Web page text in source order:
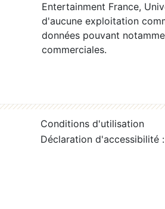
Entertainment France,
d'aucune exploitation
données pouvant
commerciales.
Conditions d'utilisation
Déclaration d'accessibilité